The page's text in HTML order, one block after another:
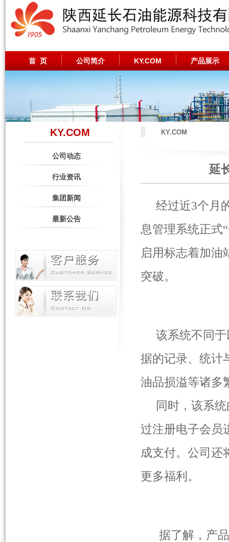
首 页 公司简介 KY.COM 产品展示
KY.COM
公司动态
行业资讯
集团新闻
最新公告
KY.COM
延
经过近3个月
息管理系统正式
启用标志着加油
突破。
该系统不同
据的记录、统计
油品损溢等诸多
同时，该系统
过注册电子会员
成支付。公司还
更多福利。
据了解，产